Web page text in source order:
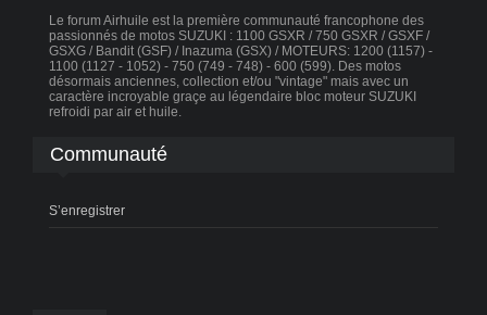
Le forum Airhuile est la première communauté francophone des
passionnés de motos SUZUKI : 1100 GSXR / 750 GSXR / GSXF /
GSXG / Bandit (GSF) / Inazuma (GSX) / MOTEURS: 1200 (1157) -
1100 (1127 - 1052) - 750 (749 - 748) - 600 (599). Des motos
désormais anciennes, collection et/ou "vintage" mais avec un
caractère incroyable graçe au légendaire bloc moteur SUZUKI
refroidi par air et huile.
Communauté
S’enregistrer